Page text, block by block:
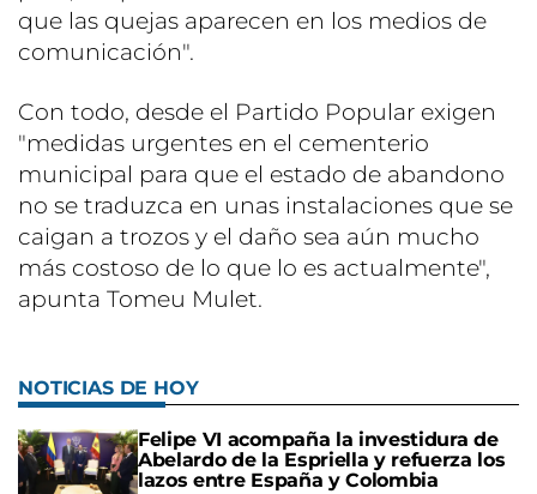
que las quejas aparecen en los medios de
comunicación".
Con todo, desde el Partido Popular exigen
"medidas urgentes en el cementerio
municipal para que el estado de abandono
no se traduzca en unas instalaciones que se
caigan a trozos y el daño sea aún mucho
más costoso de lo que lo es actualmente",
apunta Tomeu Mulet.
NOTICIAS DE HOY
Felipe VI acompaña la investidura de
Abelardo de la Espriella y refuerza los
lazos entre España y Colombia